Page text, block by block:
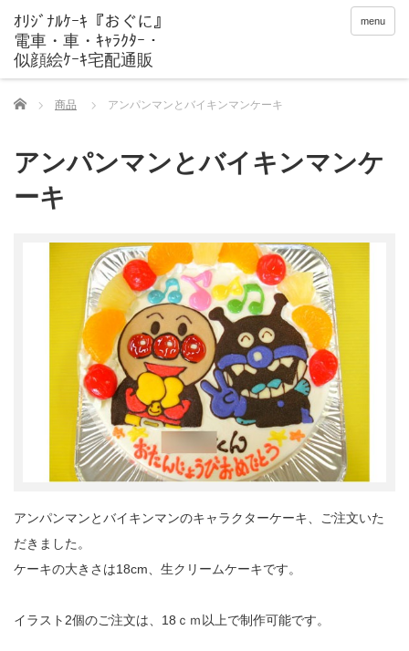
menu
Home 商品 アンパンマンとバイキンマンケーキ
アンパンマンとバイキンマンケ
ーキ
アンパンマンとバイキンマンのキャラクターケーキ、ご注文いた
だきました。
ケーキの大きさは18cm、生クリームケーキです。
イラスト2個のご注文は、18ｃｍ以上で制作可能です。